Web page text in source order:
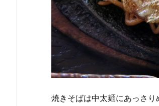
焼きそばは中太麺にあっさ